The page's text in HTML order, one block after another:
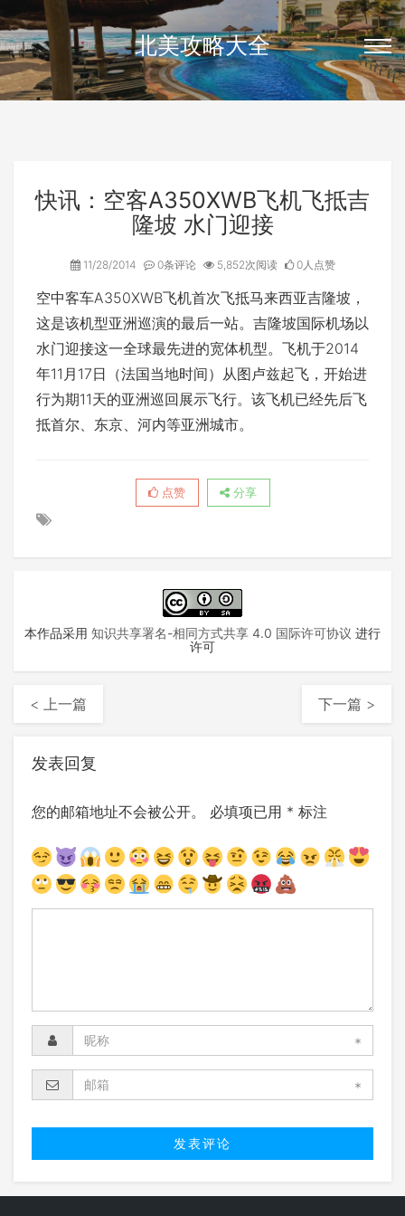
北美攻略大全
快讯：空客A350XWB飞机飞抵吉
隆坡 水门迎接
11/28/2014 0条评论 5,852次阅读 0人点赞
空中客车A350XWB飞机首次飞抵马来西亚吉隆坡，
这是该机型亚洲巡演的最后一站。吉隆坡国际机场以
水门迎接这一全球最先进的宽体机型。飞机于2014
年11月17日（法国当地时间）从图卢兹起飞，开始进
行为期11天的亚洲巡回展示飞行。该飞机已经先后飞
抵首尔、东京、河内等亚洲城市。
点赞 分享
本作品采用 知识共享署名-相同方式共享 4.0 国际许可协议 进行
许可
< 上一篇 下一篇 >
发表回复
您的邮箱地址不会被公开。 必填项已用 * 标注
*
*